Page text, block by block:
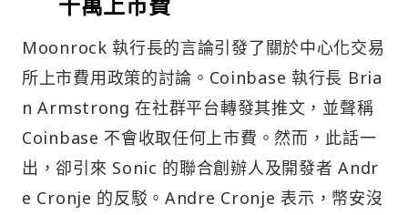
Moonrock 執行長的言論引發了關於中心化交易
所上市費用政策的討論。Coinbase 執行長 Bria
n Armstrong 在社群平台轉發其推文，並聲稱
Coinbase 不會收取任何上市費。然而，此話一
出，卻引來 Sonic 的聯合創辦人及開發者 Andr
e Cronje 的反駁。Andre Cronje 表示，幣安沒